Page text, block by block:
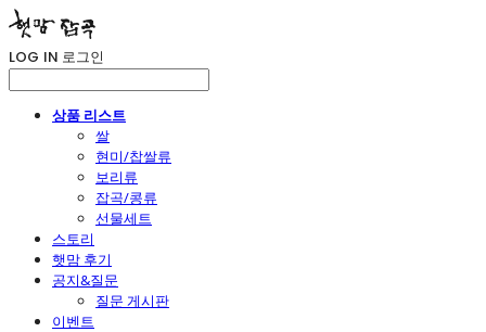
LOG IN 로그인
상품 리스트
쌀
현미/찹쌀류
보리류
잡곡/콩류
선물세트
스토리
햇맘 후기
공지&질문
질문 게시판
이벤트